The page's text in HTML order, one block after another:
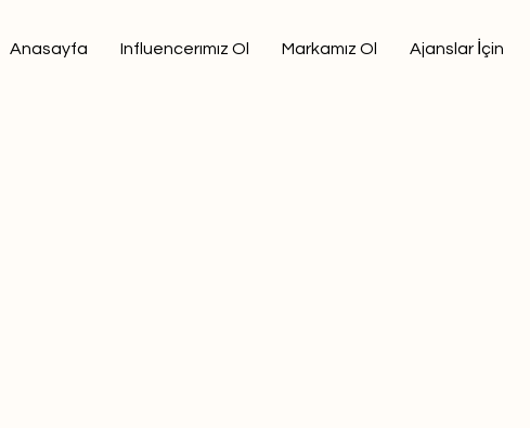
Anasayfa Influencerımız Ol Markamız Ol Ajanslar İçin